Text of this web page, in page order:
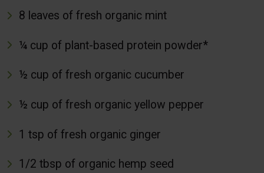
8 leaves of fresh organic mint
¼ cup of plant-based protein powder*
½ cup of fresh organic cucumber
½ cup of fresh organic yellow pepper
1 tsp of fresh organic ginger
1/2 tbsp of organic hemp seed